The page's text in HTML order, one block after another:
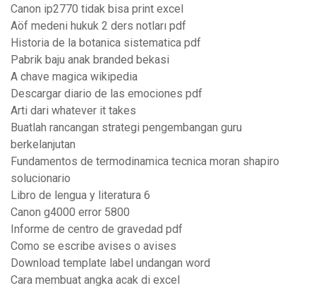
Canon ip2770 tidak bisa print excel
Aöf medeni hukuk 2 ders notları pdf
Historia de la botanica sistematica pdf
Pabrik baju anak branded bekasi
A chave magica wikipedia
Descargar diario de las emociones pdf
Arti dari whatever it takes
Buatlah rancangan strategi pengembangan guru
berkelanjutan
Fundamentos de termodinamica tecnica moran shapiro
solucionario
Libro de lengua y literatura 6
Canon g4000 error 5800
Informe de centro de gravedad pdf
Como se escribe avises o avises
Download template label undangan word
Cara membuat angka acak di excel